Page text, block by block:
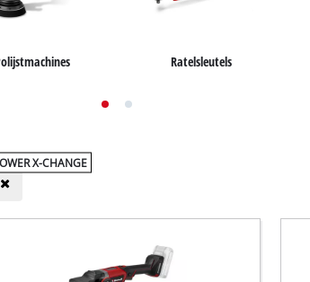
Ratelsleutels
X-CHANGE